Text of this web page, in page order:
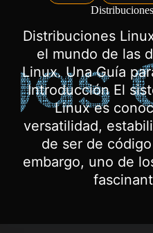
Distribuciones
el mundo de las
Linux. Una Guía
Introducción El
Linux es
versatilidad,
de ser de
embargo, uno de